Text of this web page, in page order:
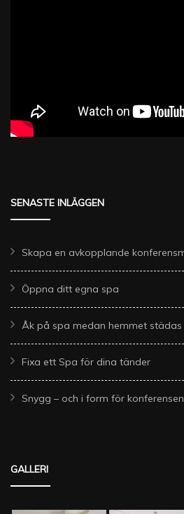
SENASTE INLÄGGEN
Skapa en avkopplande
Öppna ditt egna spa
Åk på spa medan hemmet städas
Fixa ett Spa för dina tänder
Snygg – och i form för konferensen
GALLERI